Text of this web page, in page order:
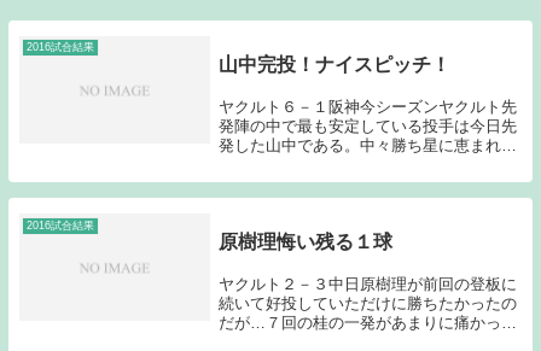
2016試合結果
山中完投！ナイスピッチ！
ヤクルト６－１阪神今シーズンヤクルト先
発陣の中で最も安定している投手は今日先
発した山中である。中々勝ち星に恵まれて
弄し、4勝目を上げてみせた。見事な投球
である。今日は西田とのバッテリーとなっ
2016試合結果
原樹理悔い残る１球
ヤクルト２－３中日原樹理が前回の登板に
続いて好投していただけに勝ちたかったの
だが…７回の桂の一発があまりに痛かっ